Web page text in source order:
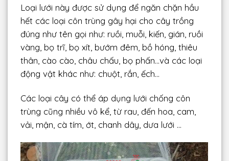
Loại lưới này được sử dụng để ngăn chặn hầu
hết các loại côn trùng gây hại cho cây trồng
đúng như tên gọi như: ruồi, muỗi, kiến, gián, ruồi
vàng, bọ trĩ, bọ xít, bướm đêm, bồ hóng, thiêu
thân, cào cào, châu chấu, bọ phấn…và các loại
động vật khác như: chuột, rắn, ếch…
Các loại cây có thể áp dụng lưới chống côn
trùng cũng nhiều vô kể, từ rau, đến hoa, cam,
vải, mận, cà tím, ớt, chanh dây, dưa lưới …